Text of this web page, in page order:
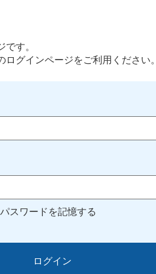
す。
グインページをご利用ください。
スワードを記憶する
ログイン